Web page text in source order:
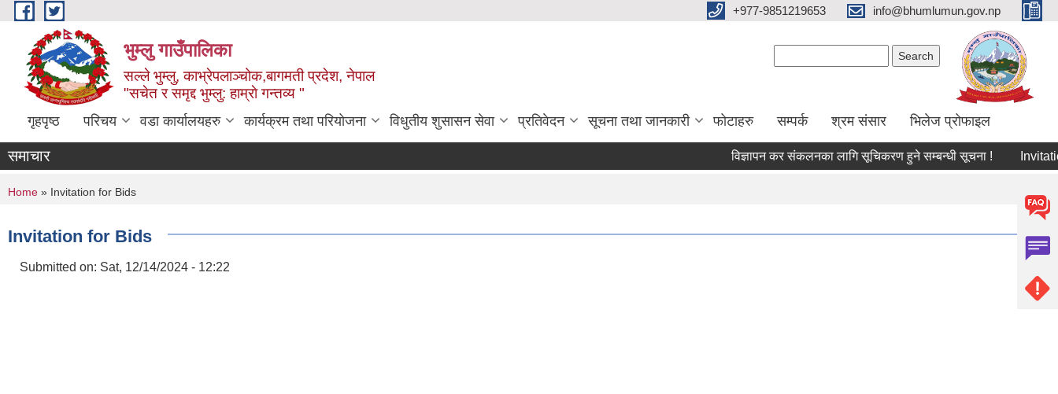
Skip to main content +977-9851219653 info@bhumlumun.gov.np
भुम्लु गाउँपालिका
सल्ले भुम्लु, काभ्रेपलाञ्चोक,बागमती प्रदेश, नेपाल
"सचेत र समृद्द भुम्लु: हाम्राे गन्तव्य "
गृहपृष्ठ परिचय वडा कार्यालयहरु कार्यक्रम तथा परियोजना विधुतीय शुसासन सेवा प्रतिवेदन सूचना तथा जानकारी फोटाहरु सम्पर्क श्रम संसार भिलेज प्रोफाइल
समाचार विज्ञापन कर संकलनका लागि सूचिकरण हुने सम्बन्धी सूचना !
You are here
Home » Invitation for Bids
Invitation for Bids
Submitted on: Sat, 12/14/2024 - 12:22